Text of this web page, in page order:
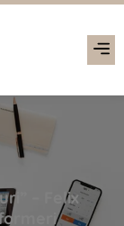
– Felix